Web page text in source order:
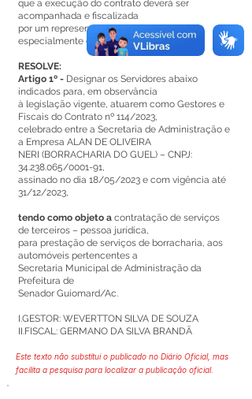
que a execução do contrato deverá ser
acompanhada e fiscalizada
por um representante da Administração
especialmente designado;
RESOLVE:
Artigo 1º - Designar os Servidores abaixo
indicados para, em observância
à legislação vigente, atuarem como Gestores e
Fiscais do Contrato nº 114/2023,
celebrado entre a Secretaria de Administração e
a Empresa ALAN DE OLIVEIRA
NERI (BORRACHARIA DO GUEL) – CNPJ:
34.238.065/0001-91,
assinado no dia 18/05/2023 e com vigência até
31/12/2023,
tendo como objeto a contratação de serviços
de terceiros – pessoa jurídica,
para prestação de serviços de borracharia, aos
automóveis pertencentes a
Secretaria Municipal de Administração da
Prefeitura de
Senador Guiomard/Ac.
I.GESTOR: WEVERTTON SILVA DE SOUZA
II.FISCAL: GERMANO DA SILVA BRANDÃ
Este texto não substitui o publicado no Diário Oficial, mas
facilita a pesquisa para localizar a publicação oficial.